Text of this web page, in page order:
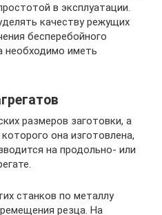
в эксплуатации.
качеству режущих
бесперебойного
необходимо иметь
размеров заготовки, а
она изготовлена,
на продольно- или
станков по металлу
резца. На